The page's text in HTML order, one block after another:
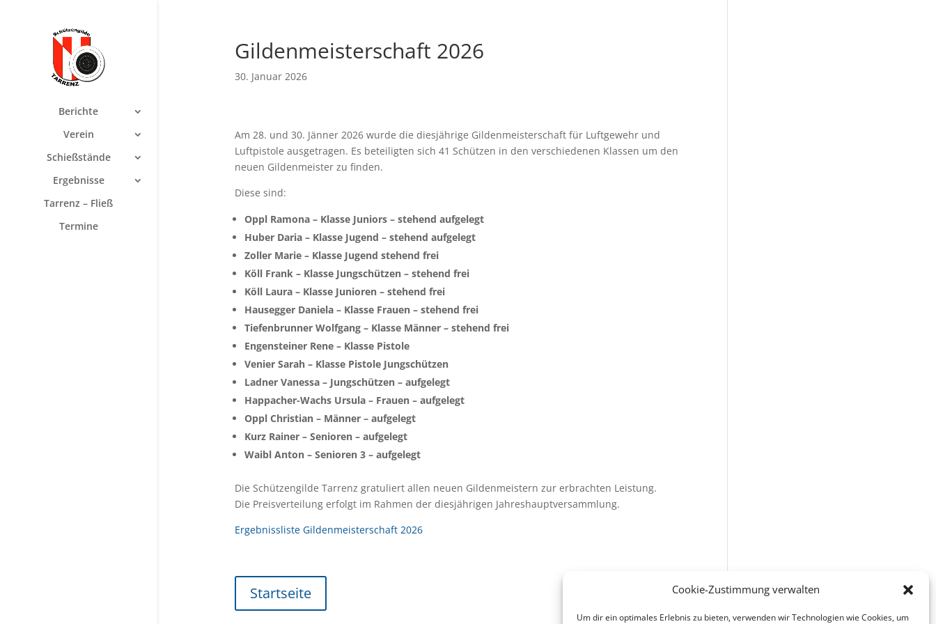
Cookie-Zustimmung verwalten
Um dir ein optimales Erlebnis zu bieten, verwenden wir Technologien wie Cookies, um
Berichte
Verein
Schießstände
Ergebnisse
Tarrenz – Fließ
Termine
Gildenmeisterschaft 2026
30. Januar 2026
Am 28. und 30. Jänner 2026 wurde die diesjährige Gildenmeisterschaft für Luftgewehr und
Luftpistole ausgetragen. Es beteiligten sich 41 Schützen in den verschiedenen Klassen um den
neuen Gildenmeister zu finden.
Diese sind:
Oppl Ramona – Klasse Juniors – stehend aufgelegt
Huber Daria – Klasse Jugend – stehend aufgelegt
Zoller Marie – Klasse Jugend stehend frei
Köll Frank – Klasse Jungschützen – stehend frei
Köll Laura – Klasse Junioren – stehend frei
Hausegger Daniela – Klasse Frauen – stehend frei
Tiefenbrunner Wolfgang – Klasse Männer – stehend frei
Engensteiner Rene – Klasse Pistole
Venier Sarah – Klasse Pistole Jungschützen
Ladner Vanessa – Jungschützen – aufgelegt
Happacher-Wachs Ursula – Frauen – aufgelegt
Oppl Christian – Männer – aufgelegt
Kurz Rainer – Senioren – aufgelegt
Waibl Anton – Senioren 3 – aufgelegt
Die Schützengilde Tarrenz gratuliert allen neuen Gildenmeistern zur erbrachten Leistung.
Die Preisverteilung erfolgt im Rahmen der diesjährigen Jahreshauptversammlung.
Ergebnissliste Gildenmeisterschaft 2026
Startseite